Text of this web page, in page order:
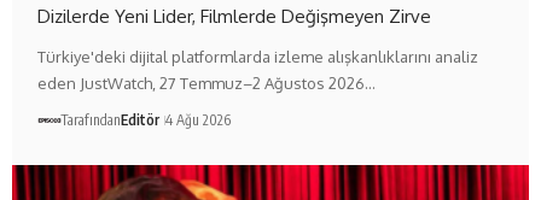
Dizilerde Yeni Lider, Filmlerde Değişmeyen Zirve
Türkiye'deki dijital platformlarda izleme alışkanlıklarını analiz
eden JustWatch, 27 Temmuz–2 Ağustos 2026…
TarafındanEditör 4 Ağu 2026